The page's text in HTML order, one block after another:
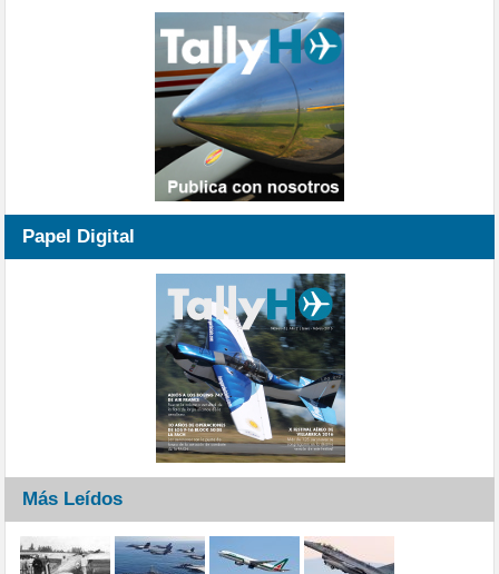
Papel Digital
Más Leídos